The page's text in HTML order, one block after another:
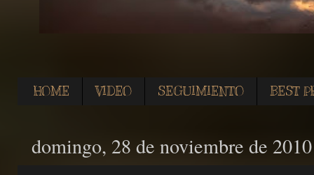
HOME VIDEO SEGUIMIENTO BEST
domingo, 28 de noviembre de 2010